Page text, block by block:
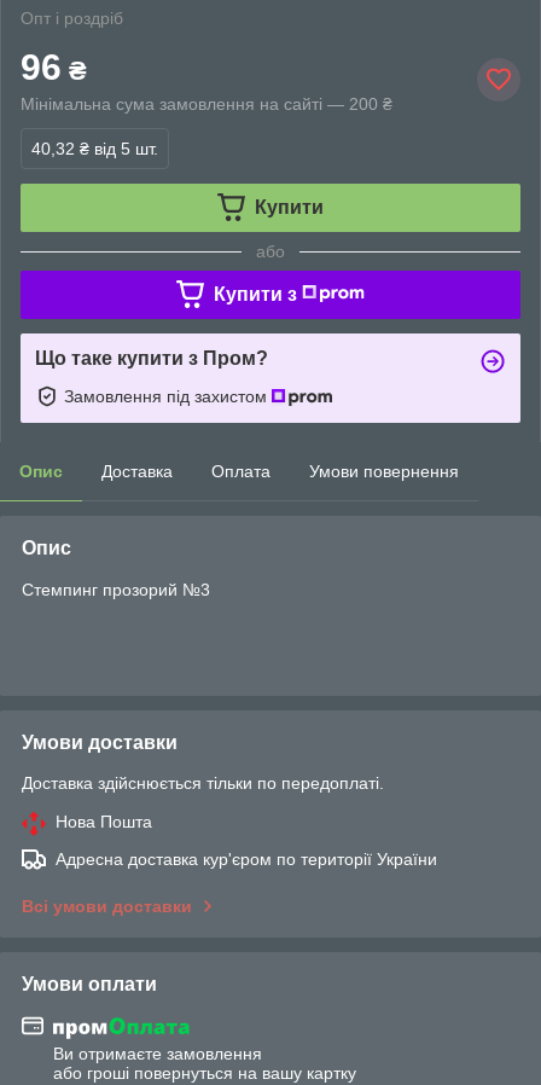
Опт і роздріб
96 ₴
Мінімальна сума замовлення на сайті — 200 ₴
40,32 ₴ від 5 шт.
Купити
або
Купити з
Що таке купити з Пром?
Замовлення під захистом
Опис Доставка Оплата Умови повернення
Опис
Стемпинг прозорий №3
Умови доставки
Доставка здійснюється тільки по передоплаті.
Нова Пошта
Адресна доставка кур'єром по території України
Всі умови доставки
Умови оплати
Ви отримаєте замовлення
або гроші повернуться на вашу картку